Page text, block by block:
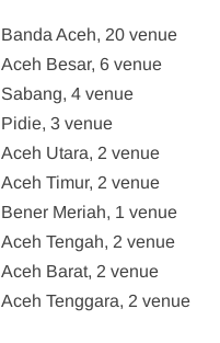
Banda Aceh, 20 venue
Aceh Besar, 6 venue
Sabang, 4 venue
Pidie, 3 venue
Aceh Utara, 2 venue
Aceh Timur, 2 venue
Bener Meriah, 1 venue
Aceh Tengah, 2 venue
Aceh Barat, 2 venue
Aceh Tenggara, 2 venue